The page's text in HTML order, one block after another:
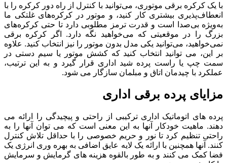
با یک کرکره برقی موتوری، می‌توانید با کنترل از راه دور کرکره را با
انعطاف‌پذیری بیشتری کار کنید، و موتور در کرکره‌های غلتکی ما
به‌ویژه بی‌صدا است و قدرت ترمز مطلوبی دارد تا حتی کرکره‌های
بزرگ را در موقعیتی که می‌خواهید نگه دارد. اگر کرکره برقی
نمی‌خواهید، می‌توانید یکی مدل بدون موتور را نیز انتخاب کنید. علاوه
بر این، می توانید انتخاب کنید که کشش موتور یا سیم دستی در
سمت چپ یا راست پرده شید اداری قرار گیرد و به این ترتیب،
عملکرد با چیدمان اتاق و مبلمان سازگار می شود.
مزایای پرده برقی اداری
پرده های اتوماتیک اداری ترکیبی از راحتی و پیچیدگی را ارائه می
دهند. ماهیت خودکار آنها به این معنی است که می توان آنها را به
راحتی تنظیم کرد تا نور و حریم خصوصی را با حداقل تلاش کنترل
کنند. آنها همچنین با ارائه یک لایه عایق اضافی به بهره وری انرژی یک
فضا کمک می کنند و به طور بالقوه هزینه های گرمایش و سرمایش